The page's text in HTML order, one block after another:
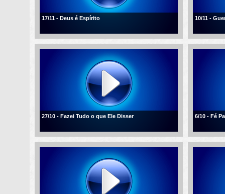
17/11 - Deus é Espírito 10/11 -
27/10 - Fazei Tudo o que Ele Disser 6/10 - Fé